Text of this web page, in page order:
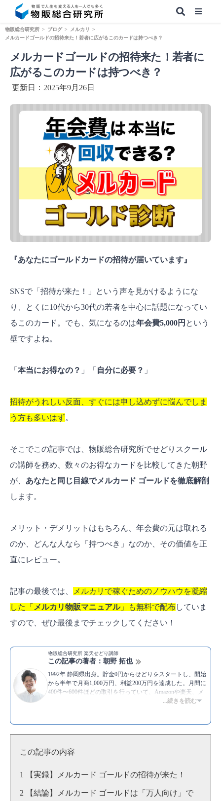
【無料】副業&本業 物販ノウハウ
物販総合研究所 > ブログ > メルカリ
>
メルカードゴールドの招待来た！若者に広がるこのカードは持つべき？
メルカードゴールドの招待来た！若者に
広がるこのカードは持つべき？
更新日：2025年9月26日
『あなたにゴールドカードの招待が届いています 』
SNSで「招待が来た！」という声を見かけるようにな
り、とくに10代から30代の若者を中心に話題になってい
るこのカード。でも、気になるのは年会費5,000円 という
壁ですよね。
「 本当にお得なの？ 」「 自分に必要？ 」
招待がうれしい反面、すぐには申し込めずに悩んでしま
う方も多いはず。
そこでこの記事では、物販総合研究所でせどりスクール
の講師を務め、数々のお得なカードを比較してきた朝野
が、 あなたと同じ目線でメルカード ゴールドを徹底解剖
します。
メリット・デメリットはもちろん、年会費の元は取れる
のか、どんな人なら「持つべき」なのか、その価値を正
直にレビュー。
記事の最後では、
メルカリで稼ぐためのノウハウを凝縮
した「 メルカリ物販マニュアル 」も無料で配布していま
すので、ぜひ最後までチェックしてください！
物販総合研究所 楽天せどり講師
この記事の著者：朝野 拓也
1992年 静岡県出身。貯金0円からせどりをスタートし、開始
から半年で月商1,000万円、利益200万円を達成した。月間に
400件〜600件ほどの取引を行っていて、Amazonや楽天、メ
ルカリなど主要プラットフォームを用いた販売は一通り経験
▶Twitter：https://twitter.com/asataku999
▶朝野拓也のプロフィール
...続きを読む
この記事の内容
【実録】メルカード ゴールドの招待が来た！
【結論】メルカード ゴールドは「万人向け」で